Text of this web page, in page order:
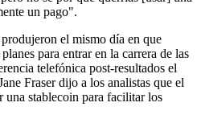
un pago".
el mismo día en que
para entrar en la carrera de las
telefónica post-resultados el
Fraser dijo a los analistas que el
una stablecoin para facilitar los